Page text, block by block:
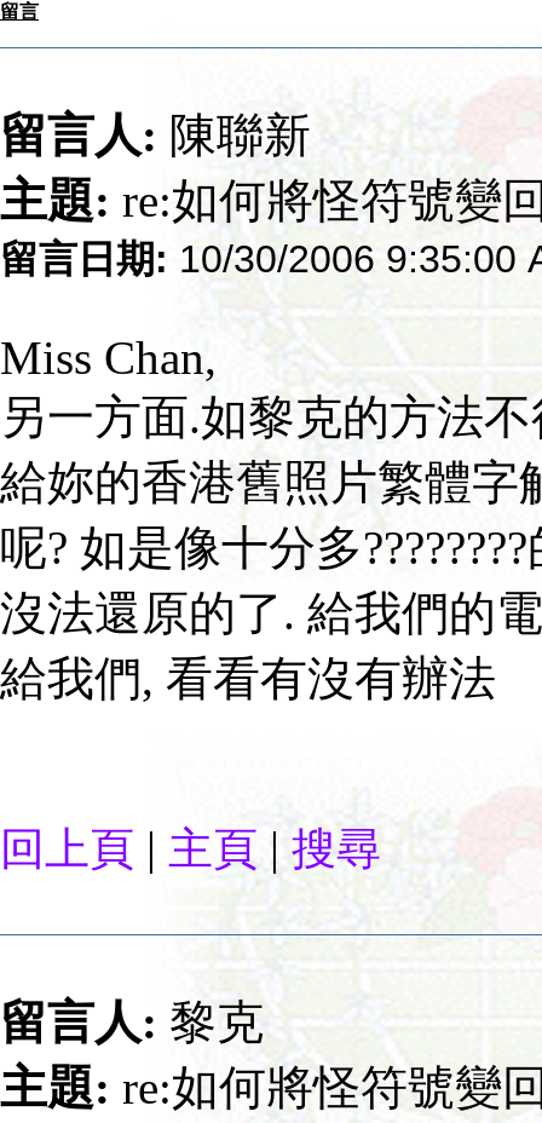
留言
留言人: 陳聯新
主題: re:如何將怪符號變
留言日期: 10/30/2006 9:35:00
Miss Chan,
另一方面.如黎克的方法
給妳的香港舊照片繁體字
呢? 如是像十分多
沒法還原的了. 給我們的
給我們, 看看有沒有辦法
回上頁 | 主頁 | 搜尋
留言人: 黎克
主題: re:如何將怪符號變